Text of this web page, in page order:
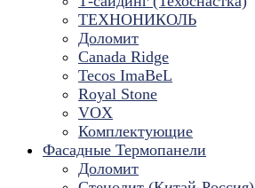
ТЕХНОНИКОЛЬ
Доломит
Canada Ridge
Tecos ImaBeL
Royal Stone
VOX
Комплектующие
Фасадные Термопанели
Доломит